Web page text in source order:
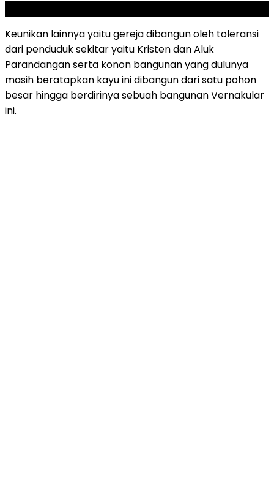
Keunikan lainnya yaitu gereja dibangun oleh toleransi
dari penduduk sekitar yaitu Kristen dan Aluk
Parandangan serta konon bangunan yang dulunya
masih beratapkan kayu ini dibangun dari satu pohon
besar hingga berdirinya sebuah bangunan Vernakular
ini.